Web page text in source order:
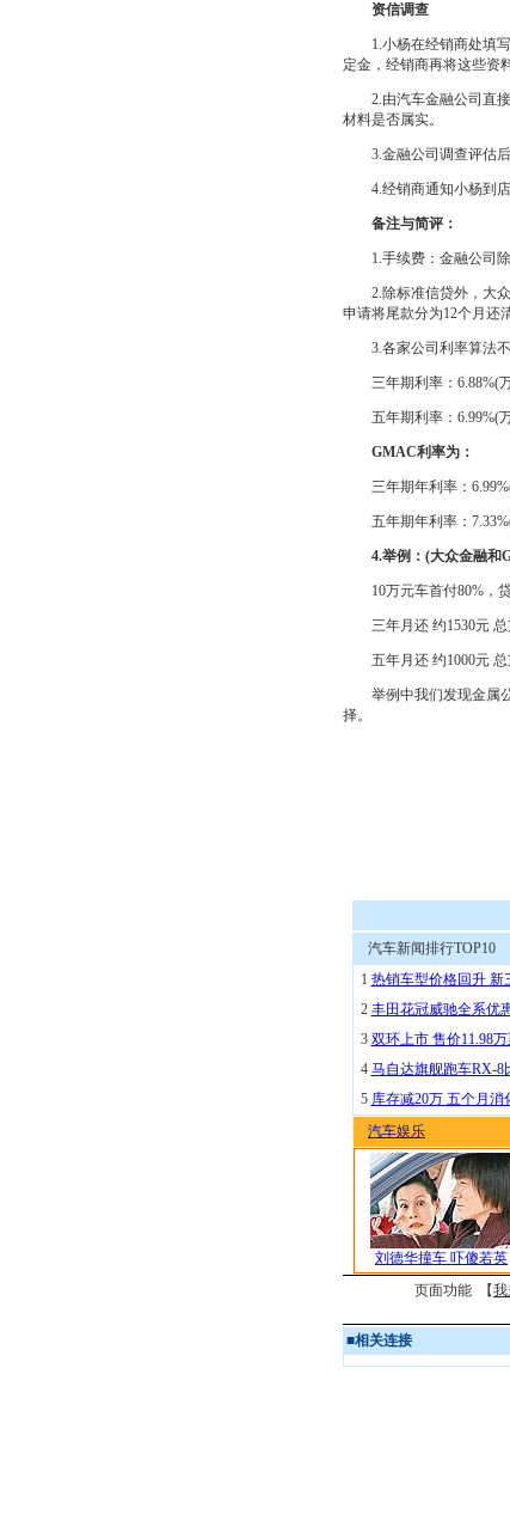
资信调查
1.小杨在经销商处填写
定金，经销商再将这些资
2.由汽车金融公司直接
材料是否属实。
3.金融公司调查评估后
4.经销商通知小杨到店
备注与简评：
1.手续费：金融公司除
2.除标准信贷外，大众
申请将尾款分为12个月还
3.各家公司利率算法不
三年期利率：6.88%(万
五年期利率：6.99%(万
GMAC利率为：
三年期年利率：6.99%(
五年期年利率：7.33%(
4.举例：(大众金融和
10万元车首付80%，贷
三年月还 约1530元 总
五年月还 约1000元 总
举例中我们发现金属公
择。
汽车新闻排行TOP10
1 热销车型价格回升 新
2 丰田花冠威驰全系优
3 双环上市 售价11.98万
4 马自达旗舰跑车RX-8
5 库存减20万 五个月
汽车娱乐
刘德华撞车 吓傻若英
页面功能 【我
■相关连接